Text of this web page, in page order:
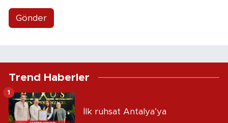
Gönder
Trend Haberler
İlk ruhsat Antalya’ya
1